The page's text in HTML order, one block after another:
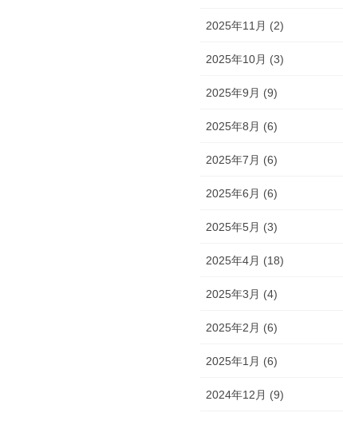
2025年11月 (2)
2025年10月 (3)
2025年9月 (9)
2025年8月 (6)
2025年7月 (6)
2025年6月 (6)
2025年5月 (3)
2025年4月 (18)
2025年3月 (4)
2025年2月 (6)
2025年1月 (6)
2024年12月 (9)